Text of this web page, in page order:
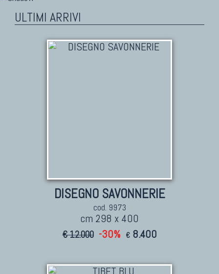
ULTIMI ARRIVI
DISEGNO SAVONNERIE
cod. 9973
cm 298 x 400
€ 12.000 -30% € 8.400